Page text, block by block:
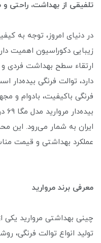
تلفیقی از بهداشت، راحتی
در دنیای امروز، توجه به
زیبایی دکوراسیون اهمیت
ارتقاء سطح بهداشت فردی
دارد، توالت فرنگی بیده‌دار
فرنگی باکیفیت، بادوام و
ایران به شمار می‌رود. این
عملکرد بهداشتی و قیمت
معرفی برند مروارید
چینی بهداشتی مروارید یکی
تولید انواع توالت فرنگی،